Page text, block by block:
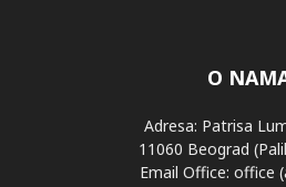
O
Adresa: Patrisa
11060 Beograd
Email Office: office